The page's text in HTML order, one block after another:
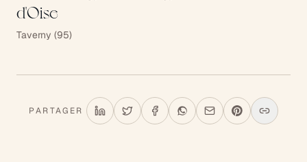
d'Oise
Taverny (95)
PARTAGER